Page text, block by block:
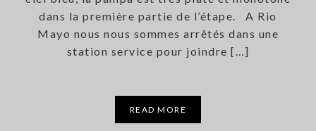
dans la première partie de l’étape. A Rio
Mayo nous nous sommes arrêtés dans une
station service pour joindre […]
READ MORE